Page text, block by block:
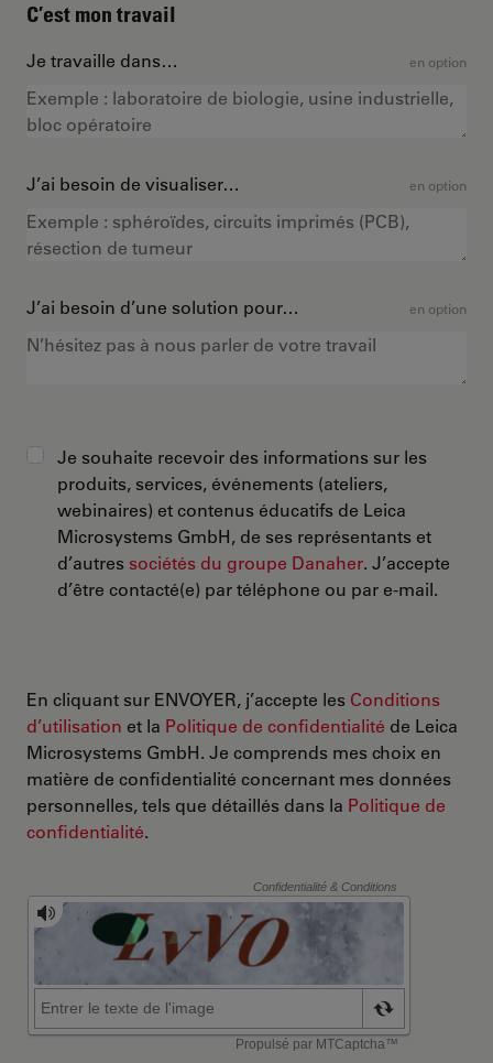
C’est mon travail
Je travaille dans… en option
J’ai besoin de visualiser… en option
J’ai besoin d’une solution pour… en option
Je souhaite recevoir des informations sur les
produits, services, événements (ateliers,
webinaires) et contenus éducatifs de Leica
Microsystems GmbH, de ses représentants et
d’autres sociétés du groupe Danaher. J’accepte
d’être contacté(e) par téléphone ou par e-mail.
En cliquant sur ENVOYER, j’accepte les Conditions
d’utilisation et la Politique de confidentialité de Leica
Microsystems GmbH. Je comprends mes choix en
matière de confidentialité concernant mes données
personnelles, tels que détaillés dans la Politique de
confidentialité.